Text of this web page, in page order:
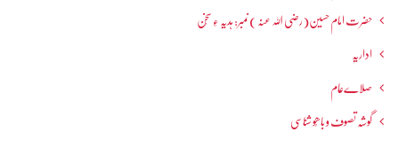
حضرت امام حسین(رضی اللہ عنہ ) نمبر: ہدیہ ءِ سُخن
اداریہ
صلاےعام
گوشہ تصوف و باھُو شناسی